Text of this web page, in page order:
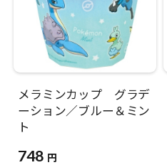
メラミンカップ グラデ
ーション／ブルー＆ミン
ト
748 円